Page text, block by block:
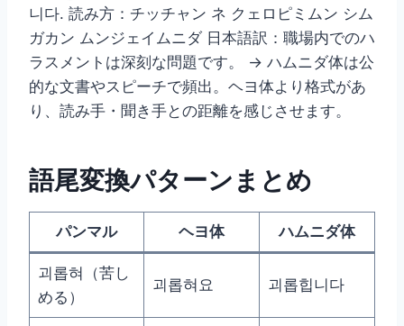
니다. 読み方：チッチャン ネ クェロピミムン シム
ガカン ムンジェイムニダ 日本語訳：職場内でのハ
ラスメントは深刻な問題です。 → ハムニダ体は公
的な文書やスピーチで頻出。ヘヨ体より格式があ
り、読み手・聞き手との距離を感じさせます。
語尾変換パターンまとめ
パンマル ヘヨ体 ハムニダ体
괴롭혀（苦し
める）
괴롭혀요 괴롭힙니다